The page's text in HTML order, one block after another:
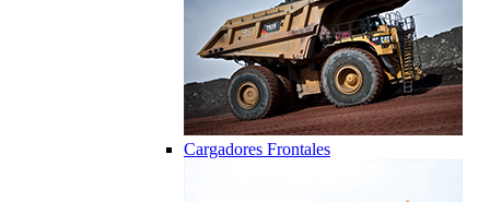
Cargadores Frontales